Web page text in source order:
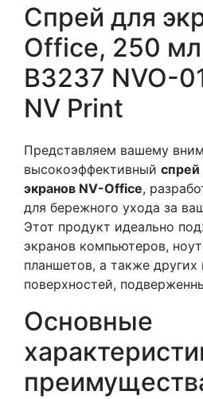
Спрей для
Office, 250
B3237 NVO-
NV Print
Представляем вашему
высокоэффективный спрей
экранов NV-Office,
для бережного ухода за
Этот продукт идеально
экранов компьютеров,
планшетов, а также других
поверхностей,
Основные